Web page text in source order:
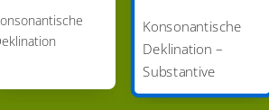
Konsonantische
Deklination –
Substantive